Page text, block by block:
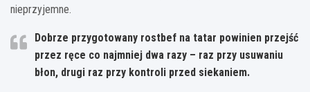
nieprzyjemne.
Dobrze przygotowany rostbef na tatar powinien przejść
przez ręce co najmniej dwa razy – raz przy usuwaniu
błon, drugi raz przy kontroli przed siekaniem.